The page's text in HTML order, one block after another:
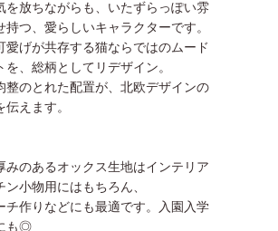
を放ちながらも、いたずらっぽい雰
持つ、愛らしいキャラクターです。
愛げが共存する猫ならではのムード
を、総柄としてリデザイン。
整のとれた配置が、北欧デザインの
えます。
みのあるオックス生地はインテリア
小物用にはもちろん、
チ作りなどにも最適です。入園入学
も◎